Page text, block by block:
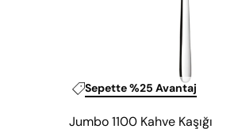
Sepette %25 Avantaj
Jumbo 1100 Kahve Kaşığı